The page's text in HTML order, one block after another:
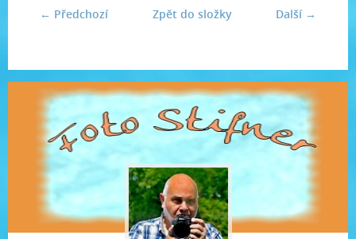
← Předchozí Další →
Zpět do složky